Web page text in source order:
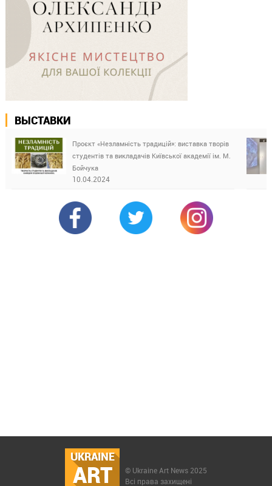
ВЫСТАВКИ
Проєкт «Незламність традицій»: виставка творів
студентів та викладачів Київської академії ім. М.
Бойчука
10.04.2024
UKRAINE
ART
© Ukraine Art News 2025
Всі права захищені